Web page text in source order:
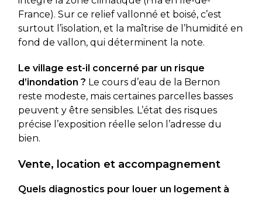
France). Sur ce relief vallonné et boisé, c’est
surtout l’isolation, et la maîtrise de l’humidité en
fond de vallon, qui déterminent la note.
Le village est-il concerné par un risque
d’inondation ? Le cours d’eau de la Bernon
reste modeste, mais certaines parcelles basses
peuvent y être sensibles. L’état des risques
précise l’exposition réelle selon l’adresse du
bien.
Vente, location et accompagnement
Quels diagnostics pour louer un logement à